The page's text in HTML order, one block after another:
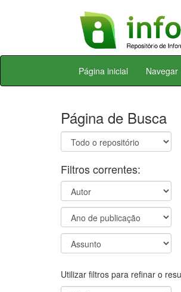
Skip
Página inicial Navegar
Página de Busca
Filtros correntes:
Utilizar filtros para refinar o